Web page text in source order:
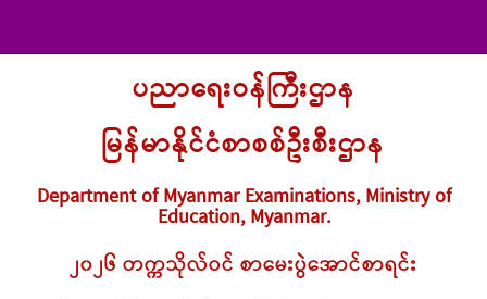
ပညာရေးဝန်ကြီးဌာန
မြန်မာနိုင်ငံစာစစ်ဦးစီးဌာန
Department of Myanmar Examinations, Ministry of
Education, Myanmar.
၂၀၂၆ တက္ကသိုလ်ဝင် စာမေးပွဲအောင်စာရင်း